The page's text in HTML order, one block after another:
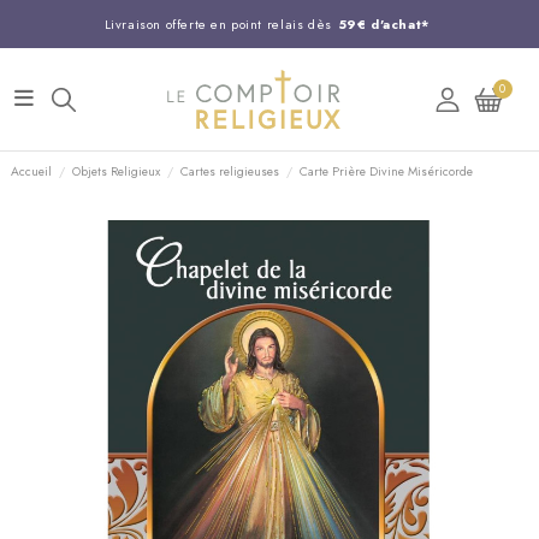
Livraison offerte en point relais dès 59€ d'achat*
Entreprise Française familiale
Support client disponible au 03 20 24 74 15
Commandez avant 14H, expédition le jour même !
0
Accueil Objets Religieux Cartes religieuses Carte Prière Divine Miséricorde